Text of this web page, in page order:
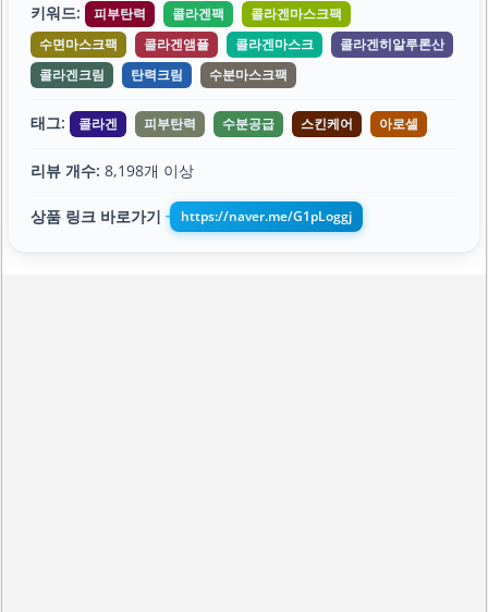
키워드: 피부탄력 콜라겐팩
콜라겐마스크팩
수면마스크팩
콜라겐앰플 콜라겐마스크
콜라겐히알루론산
콜라겐크림
탄력크림 수분마스크팩
태그: 콜라겐 피부탄력 수분공급 스킨케어 아로셀
리뷰 개수: 8,198개 이상
상품 링크 바로가기 ➔ https://naver.me/G1pLoggj